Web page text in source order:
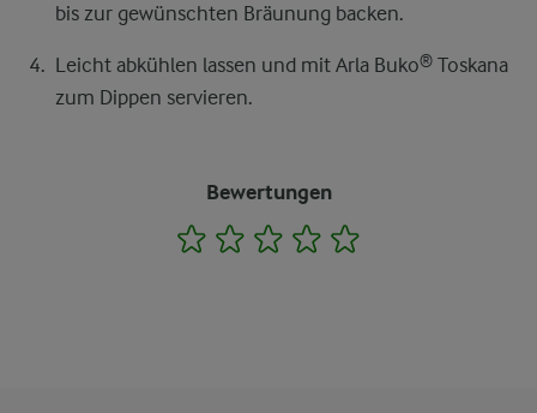
bis zur gewünschten Bräunung backen.
Leicht abkühlen lassen und mit Arla Buko® Toskana
zum Dippen servieren.
Bewertungen
1 2 3 4